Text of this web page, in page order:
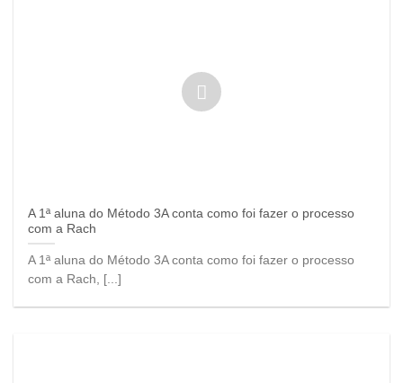
A 1ª aluna do Método 3A conta como foi fazer o processo
com a Rach
A 1ª aluna do Método 3A conta como foi fazer o processo
com a Rach, [...]